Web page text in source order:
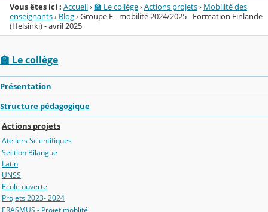
Vous êtes ici : Accueil›🏫 Le collège›Actions projets› Mobilité des
enseignants› Blog›Groupe F - mobilité 2024/2025 - Formation Finlande
(Helsinki) - avril 2025
🏫 Le collège
Présentation
Structure pédagogique
Actions projets
Ateliers Scientifiques
Section Bilangue
Latin
UNSS
Ecole ouverte
Projets 2023- 2024
ERASMUS - Projet moblité